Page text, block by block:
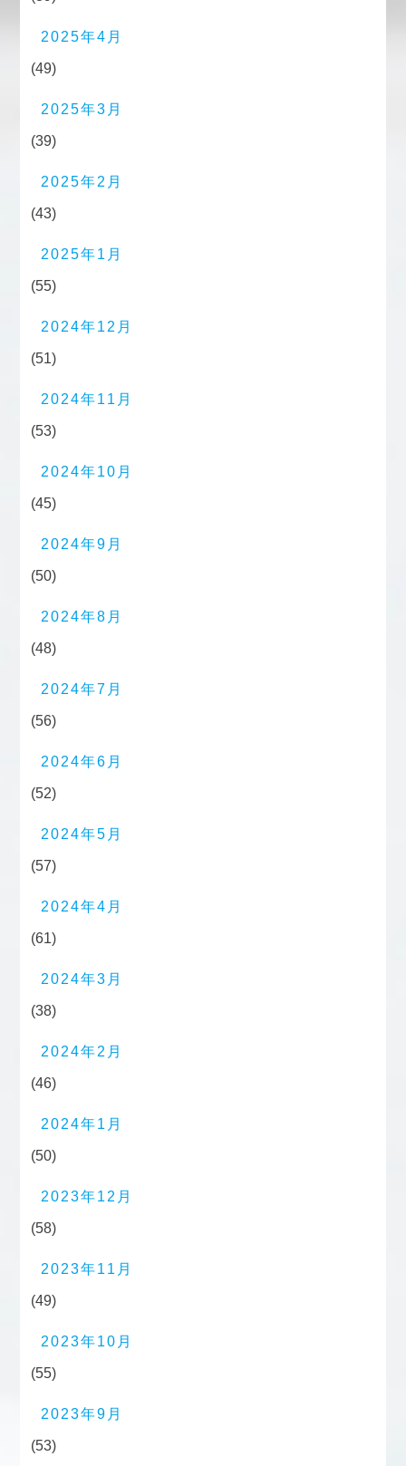
2025年4月
(49)
2025年3月
(39)
2025年2月
(43)
2025年1月
(55)
2024年12月
(51)
2024年11月
(53)
2024年10月
(45)
2024年9月
(50)
2024年8月
(48)
2024年7月
(56)
2024年6月
(52)
2024年5月
(57)
2024年4月
(61)
2024年3月
(38)
2024年2月
(46)
2024年1月
(50)
2023年12月
(58)
2023年11月
(49)
2023年10月
(55)
2023年9月
(53)